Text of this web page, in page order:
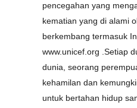
pencegahan yang
kematian yang di alami
berkembang termasuk
www.unicef.org .Setiap
dunia, seorang
kehamilan dan
untuk bertahan hidup